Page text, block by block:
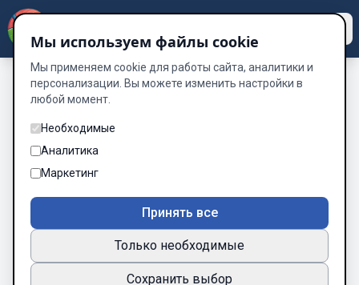
Мы используем файлы cookie
Мы применяем cookie для работы сайта, аналитики и
персонализации. Вы можете изменить настройки в
любой момент.
Необходимые
Аналитика
Маркетинг
Принять все
Только необходимые
Сохранить выбор